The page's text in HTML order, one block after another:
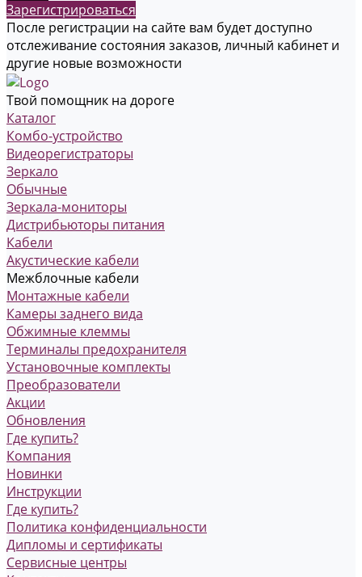
Зарегистрироваться
После регистрации на сайте вам будет доступно
отслеживание состояния заказов, личный кабинет и
другие новые возможности
Твой помощник на дороге
Каталог
Комбо-устройство
Видеорегистраторы
Зеркало
Обычные
Зеркала-мониторы
Дистрибьюторы питания
Кабели
Акустические кабели
Межблочные кабели
Монтажные кабели
Камеры заднего вида
Обжимные клеммы
Терминалы предохранителя
Установочные комплекты
Преобразователи
Акции
Обновления
Где купить?
Компания
Новинки
Инструкции
Где купить?
Политика конфиденциальности
Дипломы и сертификаты
Сервисные центры